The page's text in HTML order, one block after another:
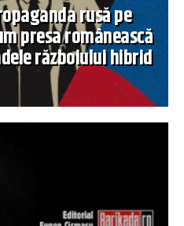
rusă pe
presa românească
războiului hibrid